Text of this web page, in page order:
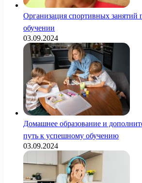
Организация спортивных
обучении
03.09.2024
Домашнее образование и
путь к успешному обучению
03.09.2024